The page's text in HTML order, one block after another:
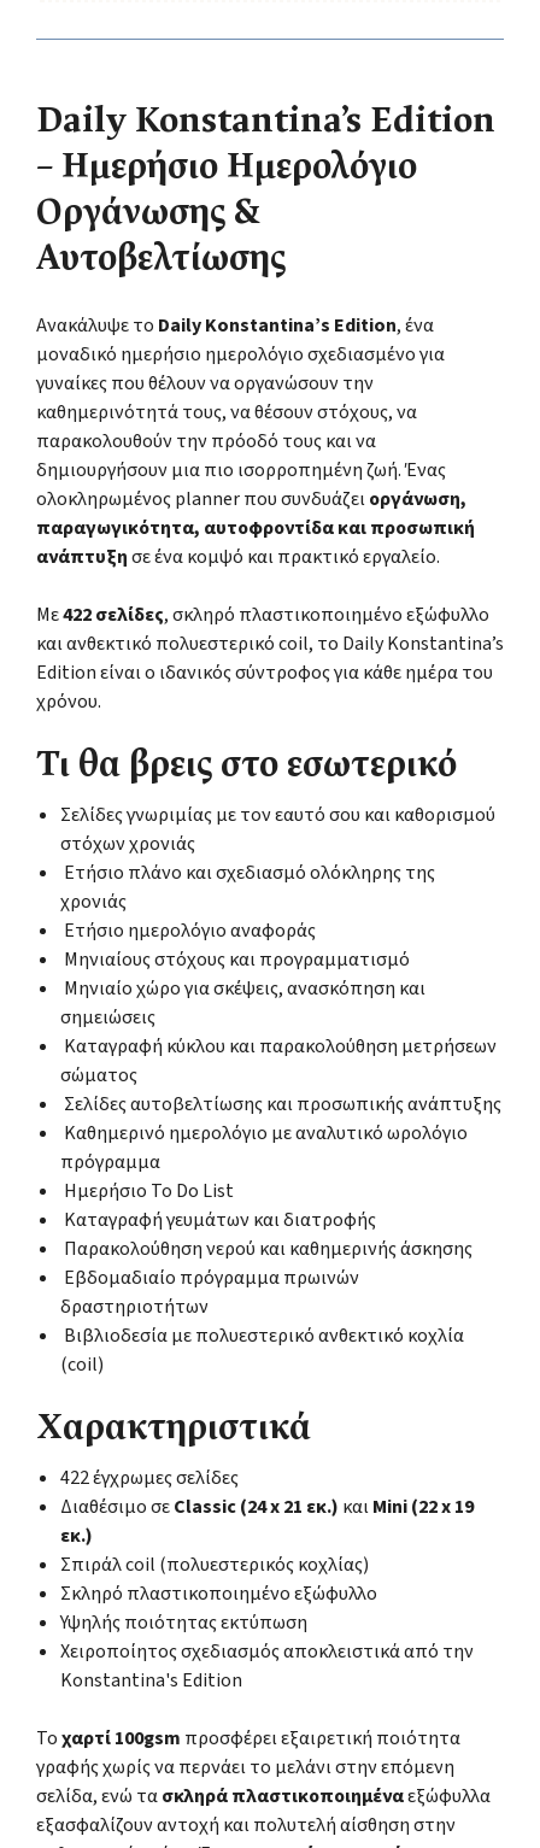
Daily Konstantina’s Edition
– Ημερήσιο Ημερολόγιο
Οργάνωσης &
Αυτοβελτίωσης
Ανακάλυψε το Daily Konstantina’s Edition, ένα
μοναδικό ημερήσιο ημερολόγιο σχεδιασμένο για
γυναίκες που θέλουν να οργανώσουν την
καθημερινότητά τους, να θέσουν στόχους, να
παρακολουθούν την πρόοδό τους και να
δημιουργήσουν μια πιο ισορροπημένη ζωή. Ένας
ολοκληρωμένος planner που συνδυάζειοργάνωση,
παραγωγικότητα, αυτοφροντίδα και προσωπική
ανάπτυξησε ένα κομψό και πρακτικό εργαλείο.
Με422 σελίδες, σκληρό πλαστικοποιημένο εξώφυλλο
και ανθεκτικό πολυεστερικό coil, το Daily Konstantina’s
Edition είναι ο ιδανικός σύντροφος για κάθε ημέρα του
χρόνου.
Τι θα βρεις στο εσωτερικό
Σελίδες γνωριμίας με τον εαυτό σου και καθορισμού
στόχων χρονιάς
Ετήσιο πλάνο και σχεδιασμό ολόκληρης της
χρονιάς
Ετήσιο ημερολόγιο αναφοράς
Μηνιαίους στόχους και προγραμματισμό
Μηνιαίο χώρο για σκέψεις, ανασκόπηση και
σημειώσεις
Καταγραφή κύκλου και παρακολούθηση μετρήσεων
σώματος
Σελίδες αυτοβελτίωσης και προσωπικής ανάπτυξης
Καθημερινό ημερολόγιο με αναλυτικό ωρολόγιο
πρόγραμμα
Ημερήσιο To Do List
Καταγραφή γευμάτων και διατροφής
Παρακολούθηση νερού και καθημερινής άσκησης
Εβδομαδιαίο πρόγραμμα πρωινών
δραστηριοτήτων
Βιβλιοδεσία με πολυεστερικό ανθεκτικό κοχλία
(coil)
Χαρακτηριστικά
422 έγχρωμες σελίδες
Διαθέσιμο σεClassic (24 x 21 εκ.) καιMini (22 x 19
εκ.)
Σπιράλ coil (πολυεστερικός κοχλίας)
Σκληρό πλαστικοποιημένο εξώφυλλο
Υψηλής ποιότητας εκτύπωση
Χειροποίητος σχεδιασμός αποκλειστικά από την
Konstantina's Edition
Τοχαρτί 100gsm προσφέρει εξαιρετική ποιότητα
γραφής χωρίς να περνάει το μελάνι στην επόμενη
σελίδα, ενώ τασκληρά πλαστικοποιημέναεξώφυλλα
εξασφαλίζουν αντοχή και πολυτελή αίσθηση στην